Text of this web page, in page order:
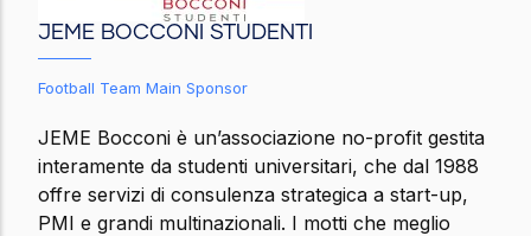
JEME BOCCONI STUDENTI
Football Team Main Sponsor
JEME Bocconi è un’associazione no-profit gestita
interamente da studenti universitari, che dal 1988
offre servizi di consulenza strategica a start-up,
PMI e grandi multinazionali. I motti che meglio